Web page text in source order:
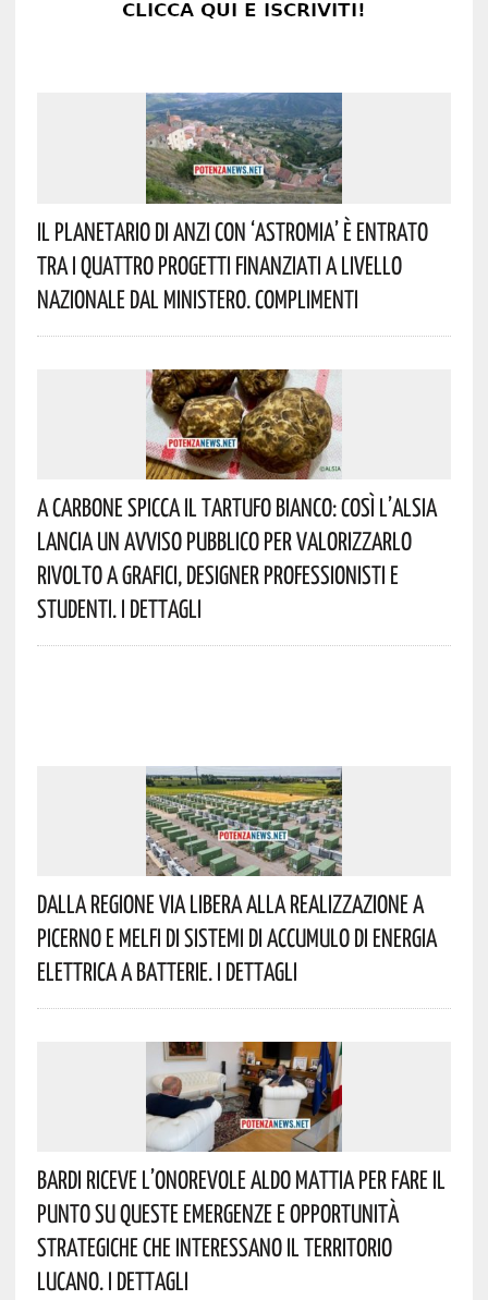
Il Planetario Di Anzi Con ‘Astromia’ È Entrato
Tra I Quattro Progetti Finanziati A Livello
Nazionale Dal Ministero. Complimenti
A Carbone Spicca Il Tartufo Bianco: Così L’Alsia
Lancia Un Avviso Pubblico Per Valorizzarlo
Rivolto A Grafici, Designer Professionisti E
Studenti. I Dettagli
Dalla Regione Via Libera Alla Realizzazione A
Picerno E Melfi Di Sistemi Di Accumulo Di Energia
Elettrica A Batterie. I Dettagli
Bardi Riceve L’onorevole Aldo Mattia Per Fare Il
Punto Su Queste Emergenze E Opportunità
Strategiche Che Interessano Il Territorio
Lucano. I Dettagli